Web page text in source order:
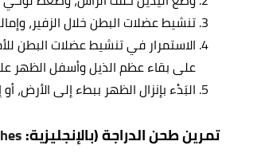
تنشيط عضلات البطن خلال الزفير،
الاستمرار في تنشيط عضلات البطن
على بقاء عظم الذيل وأسفل الظهر
البَدْء بإنزال الظهر ببطء إلى
تمرين طحن الدراجة (بالإنجليزية: